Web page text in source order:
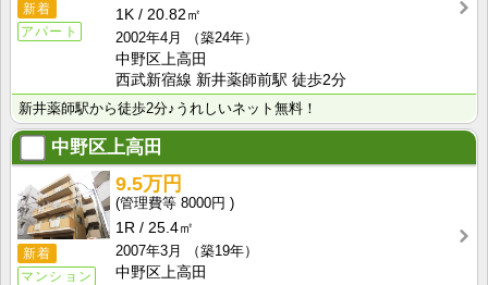
新着
アパート
1K
20.82㎡
2002年4月
（築24年）
中野区上高田
西武新宿線 新井薬師前駅 徒歩2分
新井薬師駅から徒歩2分♪うれしいネット無料！
中野区上高田
新着
マンション
9.5万円
8000円
1R
25.4㎡
2007年3月
（築19年）
中野区上高田